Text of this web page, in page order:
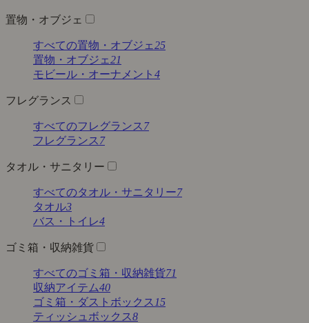
置物・オブジェ
すべての置物・オブジェ25
置物・オブジェ21
モビール・オーナメント 4
フレグランス
すべてのフレグランス 7
フレグランス 7
タオル・サニタリー
すべてのタオル・サニタリー7
タオル3
バス・トイレ4
ゴミ箱・収納雑貨
すべてのゴミ箱・収納雑貨71
収納アイテム40
ゴミ箱・ダストボックス 15
ティッシュボックス8